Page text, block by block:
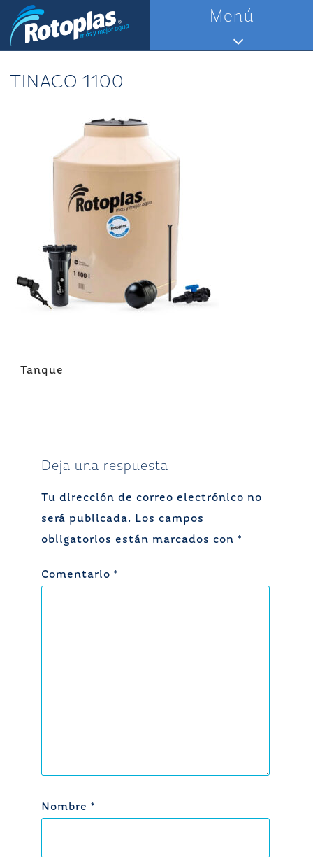
Saltar
contenido
Menú
TINACO 1100
Navegación
Tanque
Deja una respuesta
Tu dirección de correo electrónico no
será publicada.
Los campos
obligatorios están marcados con *
Comentario *
Nombre *